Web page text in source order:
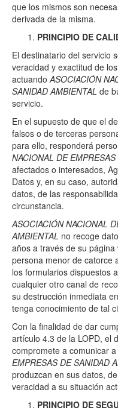
que los mismos son
derivada de la misma.
PRINCIPIO DE
El destinatario del servicio
veracidad y exactitud de
actuandoASOCIACIÓN
SANIDAD AMBIENTAL de
servicio.
En el supuesto de que el
falsos o de terceras
para ello, responderá
NACIONAL DE
afectados o interesados,
Datos y, en su caso,
datos, de las
circunstancia.
ASOCIACIÓN NACIONAL
AMBIENTAL no recoge
años a través de su
persona menor de catorce
los formularios dispuestos
cualquier otro canal de
su destrucción inmediata
tenga conocimiento de tal
Con la finalidad de dar
artículo 4.3 de la LOPD, el
compromete a comunicar a
EMPRESAS DE SANIDAD
produzcan en sus datos,
veracidad a su situación
PRINCIPIO DE